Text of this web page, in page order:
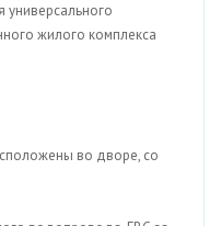
жилого комплекса
во дворе, со